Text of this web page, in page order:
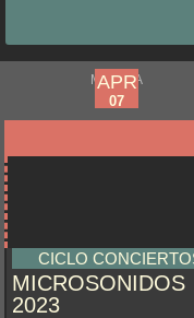
MURCIA
FEB
03
APR
07
CICLO
MICROSONIDOS
2023